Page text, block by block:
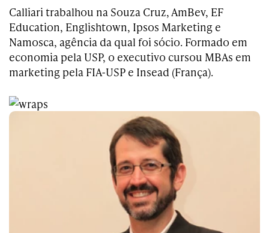
Calliari trabalhou na Souza Cruz, AmBev, EF
Education, Englishtown, Ipsos Marketing e
Namosca, agência da qual foi sócio. Formado em
economia pela USP, o executivo cursou MBAs em
marketing pela FIA-USP e Insead (França).